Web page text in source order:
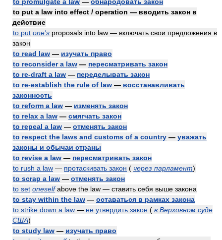
to put a law into effect / operation — вводить закон в
действие
to put one's proposals into law — включать свои предложения в
закон
to read law — изучать право
to reconsider a law — пересматривать закон
to re-draft a law — переделывать закон
to re-establish the rule of law — восстанавливать
законность
to reform a law — изменять закон
to relax a law — смягчать закон
to repeal a law — отменять закон
to respect the laws and customs of a country — уважать
законы и обычаи страны
to revise a law — пересматривать закон
to rush a law — протаскивать закон ( через парламент)
to scrap a law — отменять закон
to set oneselfabove the law — ставить себя выше закона
to stay within the law — оставаться в рамках закона
to strike down a law — не утвердить закон ( в Верховном суде
США)
to study law — изучать право